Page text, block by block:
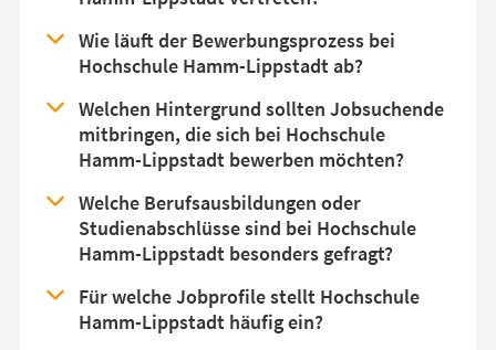
Wie läuft der Bewerbungsprozess bei
Hochschule Hamm-Lippstadt ab?
Welchen Hintergrund sollten Jobsuchende
mitbringen, die sich bei Hochschule
Hamm-Lippstadt bewerben möchten?
Welche Berufsausbildungen oder
Studienabschlüsse sind bei Hochschule
Hamm-Lippstadt besonders gefragt?
Für welche Jobprofile stellt Hochschule
Hamm-Lippstadt häufig ein?